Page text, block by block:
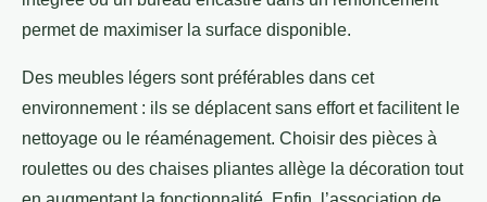
permet de maximiser la surface disponible.
Des meubles légers sont préférables dans cet
environnement : ils se déplacent sans effort et facilitent le
nettoyage ou le réaménagement. Choisir des pièces à
roulettes ou des chaises pliantes allège la décoration tout